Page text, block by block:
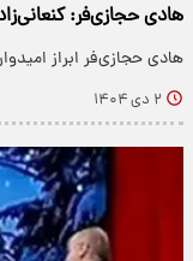
هادی حجازی‌فر:
هادی حجازی‌فر ابراز
۲ دی ۱۴۰۴